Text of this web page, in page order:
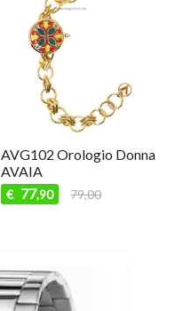
AVN112 Orologio Donna
AVAIA
€ 62,90 69,00